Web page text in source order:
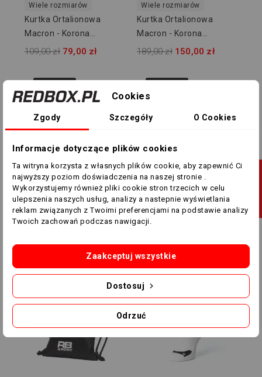
Wiele rozmiarów
Kurtka Ortalionowa
Macron - Korona
Zakrzewo
109,00 zł 79,00 zł
Wiele rozmiarów
Kurtka Ortalionowa
Macron - Korona
Zakrzewo
189,00 zł 150,00 zł
Wiele rozmiarów
Spodnie Macron Neckar
525307
Wiele rozmiarów
Spodnie Macron Desna
Hero 528907
-9,00 ZŁ -30,00 ZŁ
Cookies
Zgody Szczegóły O Cookies
Informacje dotyczące plików cookies
Ta witryna korzysta z własnych plików cookie, aby zapewnić Ci
najwyższy poziom doświadczenia na naszej stronie .
Wykorzystujemy również pliki cookie stron trzecich w celu
ulepszenia naszych usług, analizy a nastepnie wyświetlania
reklam związanych z Twoimi preferencjami na podstawie analizy
Twoich zachowań podczas nawigacji.
Odrzuć
Dostosuj
Zaakceptuj wszystkie